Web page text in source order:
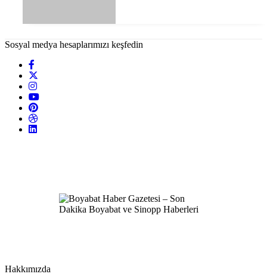
Sosyal medya hesaplarımızı keşfedin
Hakkımızda